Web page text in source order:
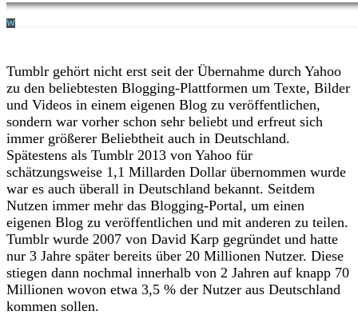
Tumblr gehört nicht erst seit der Übernahme durch Yahoo
zu den beliebtesten Blogging-Plattformen um Texte, Bilder
und Videos in einem eigenen Blog zu veröffentlichen,
sondern war vorher schon sehr beliebt und erfreut sich
immer größerer Beliebtheit auch in Deutschland.
Spätestens als Tumblr 2013 von Yahoo für
schätzungsweise 1,1 Millarden Dollar übernommen wurde
war es auch überall in Deutschland bekannt. Seitdem
Nutzen immer mehr das Blogging-Portal, um einen
eigenen Blog zu veröffentlichen und mit anderen zu teilen.
Tumblr wurde 2007 von David Karp gegründet und hatte
nur 3 Jahre später bereits über 20 Millionen Nutzer. Diese
stiegen dann nochmal innerhalb von 2 Jahren auf knapp 70
Millionen wovon etwa 3,5 % der Nutzer aus Deutschland
kommen sollen.